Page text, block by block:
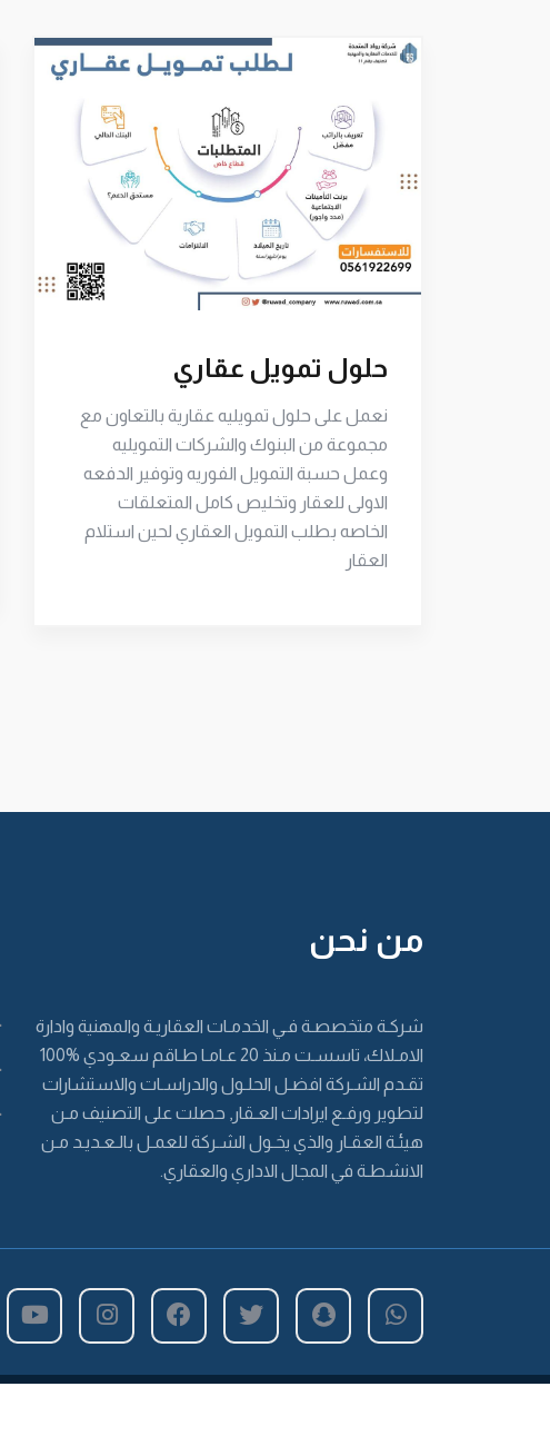
حلول تمويل عقاري
نعمل على حلول تمويليه عقارية بالتعاون مع
مجموعة من البنوك والشركات التمويليه
وعمل حسبة التمويل الفوريه وتوفير الدفعه
الاولى للعقار وتخليص كامل المتعلقات
الخاصه بطلب التمويل العقاري لحين استلام
العقار
من نحن
شركـة متخصصـة فـي الخدمـات العقاريـة والمهنية وادارة
الامـلاك، تاسسـت مـنذ 20 عـامـا طـاقم سعـودي %100
تقـدم الشـركة افضـل الحلـول والدراسـات والاستشارات
لتطوير ورفـع ايرادات العـقار, حصلت على التصنيف مـن
هيئـة العقـار والذي يخـول الشـركة للعمـل بالـعـديـد مـن
الانشطـة في المجال الاداري والعقاري.